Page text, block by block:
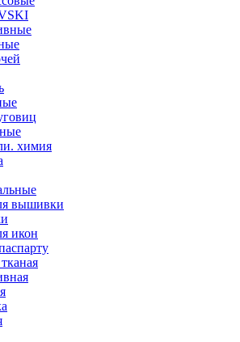
химия
вышивки
икон